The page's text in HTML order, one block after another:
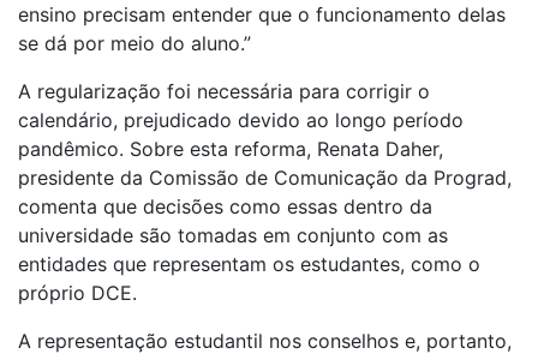
ensino precisam entender que o funcionamento delas
se dá por meio do aluno.”
A regularização foi necessária para corrigir o
calendário, prejudicado devido ao longo período
pandêmico. Sobre esta reforma, Renata Daher,
presidente da Comissão de Comunicação da Prograd,
comenta que decisões como essas dentro da
universidade são tomadas em conjunto com as
entidades que representam os estudantes, como o
próprio DCE.
A representação estudantil nos conselhos e, portanto,